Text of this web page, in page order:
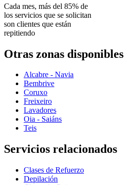
Cada mes, más del 85% de
los servicios que se solicitan
son clientes que están
repitiendo
Otras zonas disponibles
Alcabre - Navia
Bembrive
Coruxo
Freixeiro
Lavadores
Oia - Saiáns
Teis
Servicios relacionados
Clases de Refuerzo
Depilación